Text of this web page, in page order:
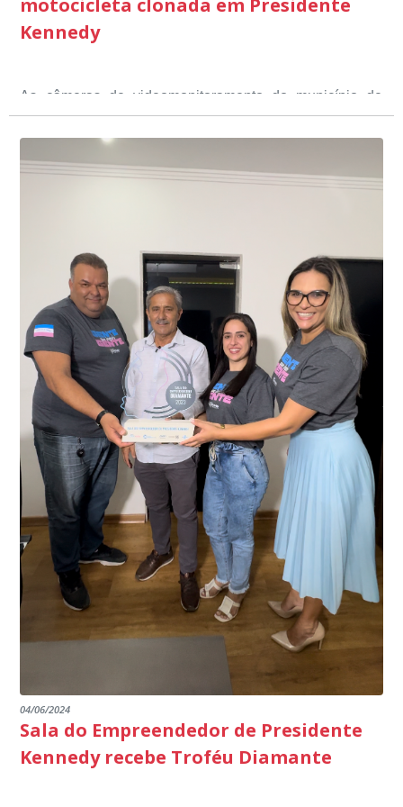
Kennedy
As câmeras de videomonitoramento do município de
Presidente Kennedy identificaram neste fim de semana,
01 de junho, uma motocicleta com indícios de
adulteração, imediatamente, a central de
videomonitoramento acionou a Guarda Civil Municipal,
Durante a abordagem a adulteração foi comprovada,
através da conferência do Chassi, a motocicleta, bem
conta do sistema de videomonitoramento instalado
recentemente em todo o município de Presidente
Kennedy, o sistema é integrado com outros municípios
do país, sendo possível a identificação de veículos por
meio do cruzamento de informações, nesse caso
específico, com dados de uma cidade do Estado do Rio
de Janeiro.
“Mais de 100 câmeras foram instaladas na sede e no
interior de Presidente Kennedy, garantindo mais
segurança à população, seja nas ruas, no comércio, os
produtores agropecuários. Estamos no rumo certo,
parabéns a todos os servidores que contribuem para a
segurança da nossa cidade”, destaca o prefeito Dorlei
Fontão.
04/06/2024
Sala do Empreendedor de Presidente
Kennedy recebe Troféu Diamante